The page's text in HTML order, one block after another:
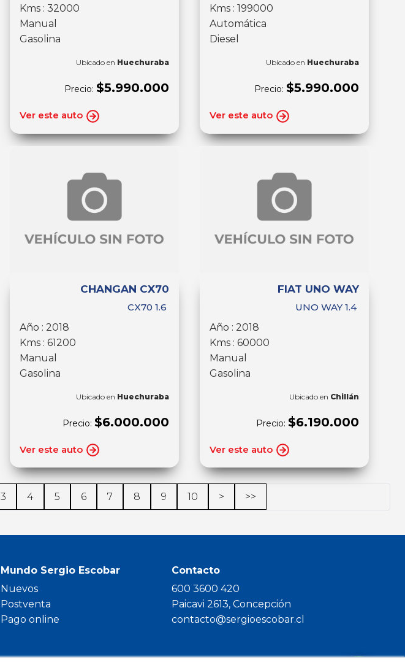
Kms : 32000
Manual
Gasolina
Ubicado en Huechuraba
Precio: $5.990.000
Ver este auto
Kms : 199000
Automática
Diesel
Ubicado en Huechuraba
Precio: $5.990.000
Ver este auto
CHANGAN CX70
CX70 1.6
Año : 2018
Kms : 61200
Manual
Gasolina
Ubicado en Huechuraba
Precio: $6.000.000
Ver este auto
FIAT UNO WAY
UNO WAY 1.4
Año : 2018
Kms : 60000
Manual
Gasolina
Ubicado en Chillán
Precio: $6.190.000
Ver este auto
3 4 5 6 7 8 9 10 > >>
Mundo Sergio Escobar
Nuevos
Postventa
Pago online
Contacto
600 3600 420
Paicavi 2613, Concepción
contacto@sergioescobar.cl